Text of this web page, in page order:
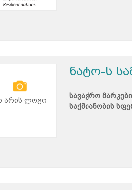
არის ლოგო
ნატო-ს
სავაჭრო
საქმიანობის